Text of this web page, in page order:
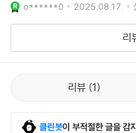
o******0 2025.08.17.
리
리뷰 1
클린봇이 부적절한 글을 감